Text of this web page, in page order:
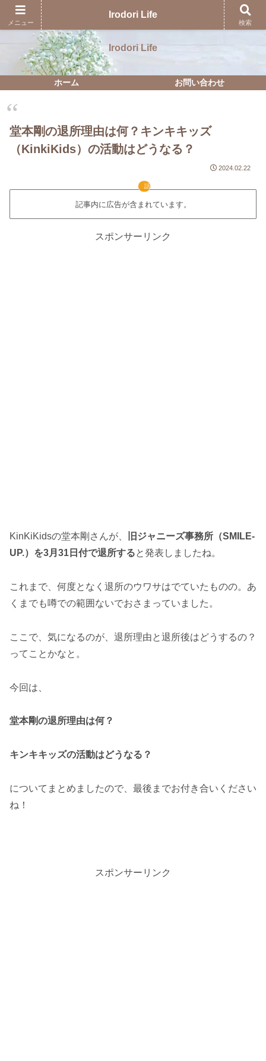
40代主婦が日々気になっているモノコトを発信中
Irodori Life
ホーム お問い合わせ
堂本剛の退所理由は何？キンキキッズ
（KinkiKids）の活動はどうなる？
2024.02.22
話題
記事内に広告が含まれています。
スポンサーリンク
KinKiKidsの堂本剛さんが、
旧ジャニーズ事務所（SMILE-
UP.）を3月31日付で退所すると発表しましたね。
これまで、何度となく退所のウワサはでていたものの。あ
くまでも噂での範囲ないでおさまっていました。
ここで、気になるのが、退所理由と退所後はどうするの？
ってことかなと。
今回は、
堂本剛の退所理由は何？
キンキキッズの活動はどうなる？
についてまとめましたので、最後までお付き合いください
ね！
スポンサーリンク
メニュー
Irodori Life
検索